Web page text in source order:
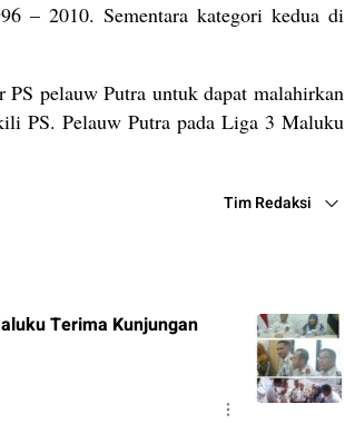
– 2010. Sementara kategori kedua di
pelauw Putra untuk dapat malahirkan
PS. Pelauw Putra pada Liga 3 Maluku
Tim Redaksi
Terima Kunjungan